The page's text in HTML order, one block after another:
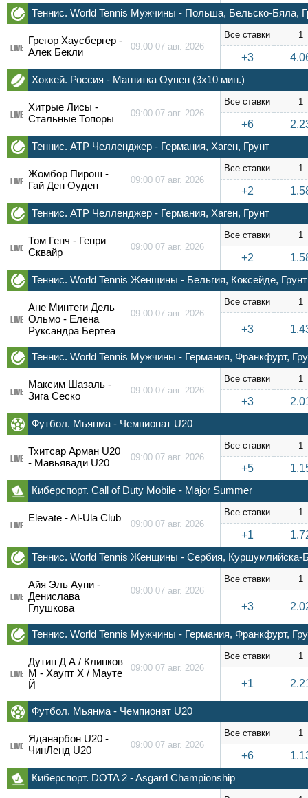
Теннис. World Tennis Мужчины - Польша, Бельско-Бяла,
Грегор Хаусбергер -
Алек Бекли
09:00 07 авг. 2026
LIVE
Все ставки 1
+3
Хоккей. Россия - Магнитка Оупен (3х10 мин.)
Хитрые Лисы -
Стальные Топоры
09:00 07 авг. 2026
LIVE
Все ставки 1
+6
Теннис. ATP Челленджер - Германия, Хаген, Грунт
Жомбор Пирош -
Гай Ден Оуден
09:00 07 авг. 2026
LIVE
Все ставки 1
+2
Теннис. ATP Челленджер - Германия, Хаген, Грунт
Том Генч - Генри
Сквайр
09:00 07 авг. 2026
LIVE
Все ставки 1
+2
Теннис. World Tennis Женщины - Бельгия, Коксейде, Грунт
Ане Минтеги Дель
Ольмо - Елена
Руксандра Бертеа
09:00 07 авг. 2026
LIVE
Все ставки 1
+3
Теннис. World Tennis Мужчины - Германия, Франкфурт,
Максим Шазаль -
Зига Сеско
09:00 07 авг. 2026
LIVE
Все ставки 1
+3
Футбол. Мьянма - Чемпионат U20
Тхитсар Арман U20
- Мавьявади U20
09:00 07 авг. 2026
LIVE
Все ставки 1
+5
Киберспорт. Call of Duty Mobile - Major Summer
Elevate - Al-Ula Club
09:00 07 авг. 2026
LIVE
Все ставки 1
+1
Теннис. World Tennis Женщины - Сербия, Куршумлийска-
Айя Эль Ауни -
Денислава
Глушкова
09:00 07 авг. 2026
LIVE
Все ставки 1
+3
Теннис. World Tennis Мужчины - Германия, Франкфурт,
Дутин Д А / Клинков
М - Хаупт Х / Мауте
Й
09:00 07 авг. 2026
LIVE
Все ставки 1
+1
Футбол. Мьянма - Чемпионат U20
Яданарбон U20 -
ЧинЛенд U20
09:00 07 авг. 2026
LIVE
Все ставки 1
+6
Киберспорт. DOTA 2 - Asgard Championship